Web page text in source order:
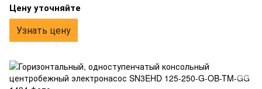
Цену уточняйте
Узнать цену